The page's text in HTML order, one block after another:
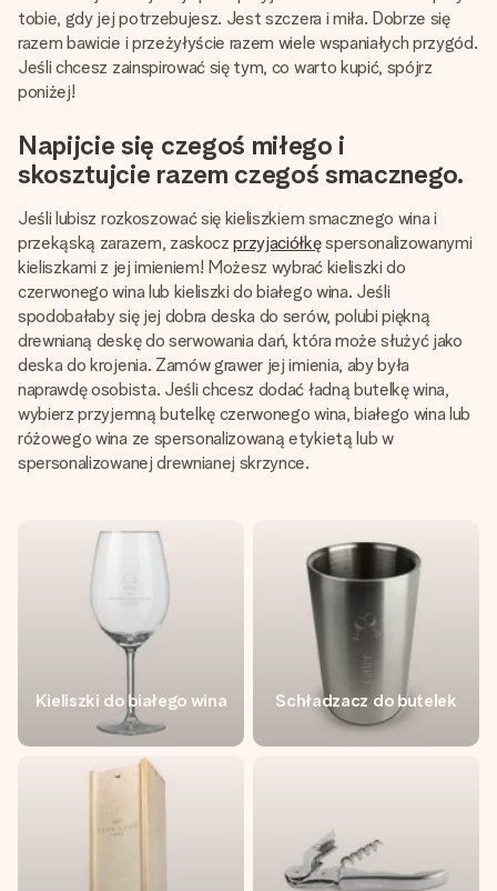
imieniem, swoim zdjęciem lub wiadomością, która naprawdę
poruszy serce. Bez problemu, po prostu ogrom miłości na
tę chwilę.
tobie, gdy jej potrzebujesz. Jest szczera i miła. Dobrze się
razem bawicie i przeżyłyście razem wiele wspaniałych przygód.
Jeśli chcesz zainspirować się tym, co warto kupić, spójrz
poniżej!
Napijcie się czegoś miłego i
skosztujcie razem czegoś smacznego.
Jeśli lubisz rozkoszować się kieliszkiem smacznego wina i
przekąską zarazem, zaskoczprzyjaciółkęspersonalizowanymi
kieliszkami z jej imieniem! Możesz wybrać kieliszki do
czerwonego wina lub kieliszki do białego wina. Jeśli
spodobałaby się jej dobra deska do serów, polubi piękną
drewnianą deskę do serwowania dań, która może służyć jako
deska do krojenia. Zamów grawer jej imienia, aby była
naprawdę osobista. Jeśli chcesz dodać ładną butelkę wina,
wybierz przyjemną butelkę czerwonego wina, białego wina lub
różowego wina ze spersonalizowaną etykietą lub w
spersonalizowanej drewnianej skrzynce.
Kieliszki do białego wina Schładzacz do butelek